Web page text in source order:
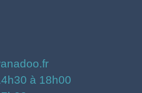
à 18h00